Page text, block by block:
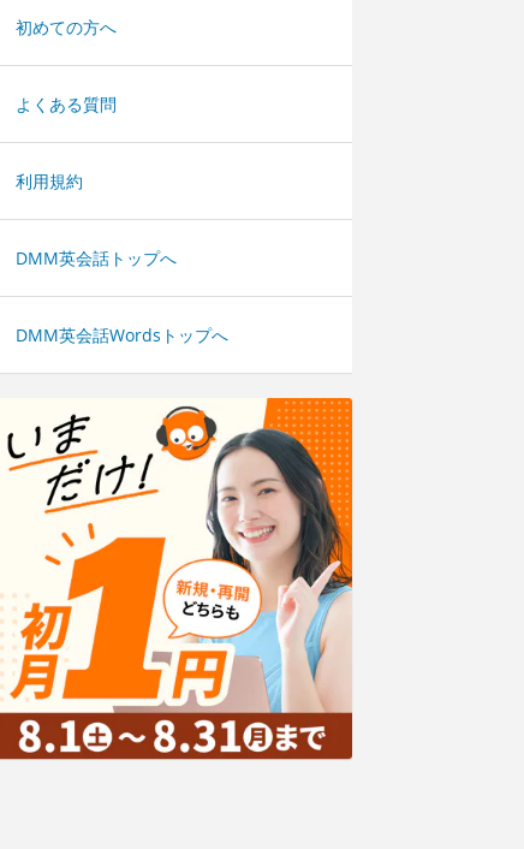
初めての方へ
よくある質問
利用規約
DMM英会話トップへ
DMM英会話Wordsトップへ